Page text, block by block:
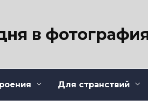
в
Для странствий